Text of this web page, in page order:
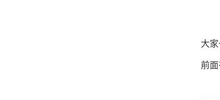
大
前